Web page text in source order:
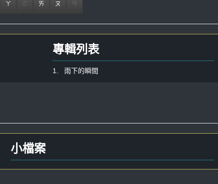
ㄚ ㄛ ㄞ ㄡ ㄢ
專輯列表
1. 雨下的瞬間
小檔案